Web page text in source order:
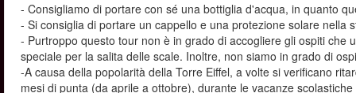
- Consigliamo di portare con sé una bottiglia d'acqua, in quanto
- Si consiglia di portare un cappello e una protezione solare
- Purtroppo questo tour non è in grado di accogliere gli ospiti
speciale per la salita delle scale. Inoltre, non siamo in grado di
-A causa della popolarità della Torre Eiffel, a volte si verificano
mesi di punta (da aprile a ottobre), durante le vacanze